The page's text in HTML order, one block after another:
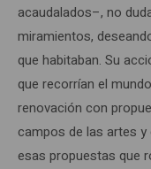
acaudalados–, no
miramientos,
que habitaban. Su
que recorrían el
renovación con
campos de las artes y
esas propuestas que